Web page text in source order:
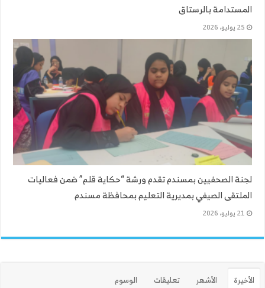
المستدامة بالرستاق
25 يوليو، 2026
لجنة الصحفيين بمسندم تقدم ورشة “حكاية قلم” ضمن فعاليات
الملتقى الصيفي بمديرية التعليم بمحافظة مسندم
21 يوليو، 2026
الأخيرة الأشهر تعليقات
الوسوم